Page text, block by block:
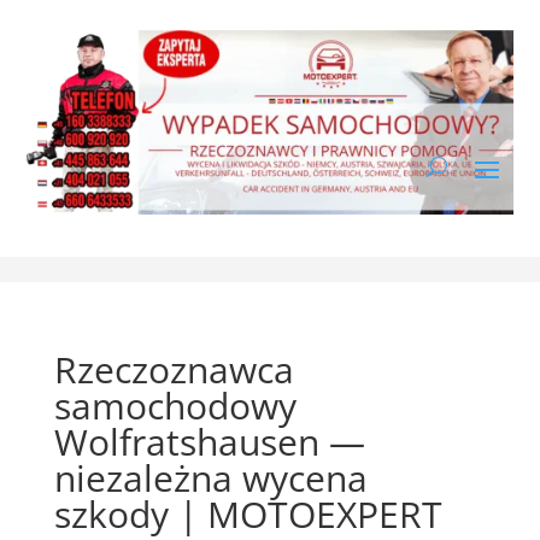
Rzeczoznawca
samochodowy
Wolfratshausen —
niezależna wycena
szkody | MOTOEXPERT